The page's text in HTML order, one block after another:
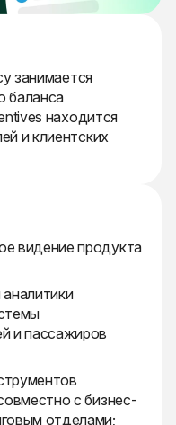
занимается
баланса
находится
и клиентских
видение продукта
и пассажиров
с бизнес-
отделами;